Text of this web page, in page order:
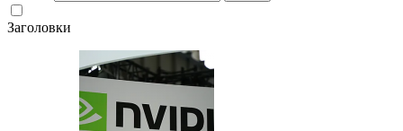
Заголовки